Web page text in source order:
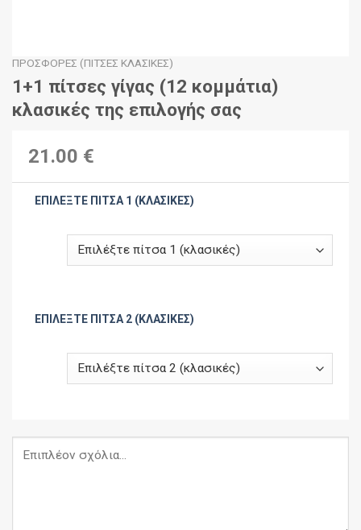
ΠΡΟΣΦΟΡΈΣ (ΠΊΤΣΕΣ ΚΛΑΣΙΚΈΣ)
1+1 πίτσες γίγας (12 κομμάτια)
κλασικές της επιλογής σας
21.00 €
ΕΠΙΛΈΞΤΕ ΠΊΤΣΑ 1 (ΚΛΑΣΙΚΈΣ)
ΕΠΙΛΈΞΤΕ ΠΊΤΣΑ 2 (ΚΛΑΣΙΚΈΣ)